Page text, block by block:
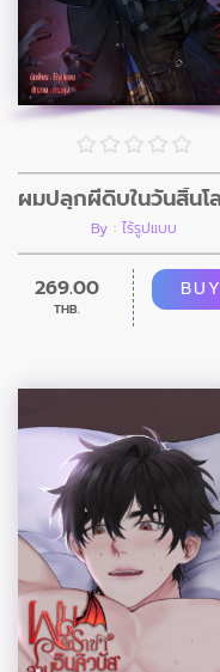
By : ไร้รูปแบบ
269.00
THB.
BUY